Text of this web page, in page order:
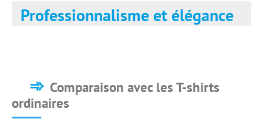
Professionnalisme et élégance
Comparaison avec les T-shirts
ordinaires